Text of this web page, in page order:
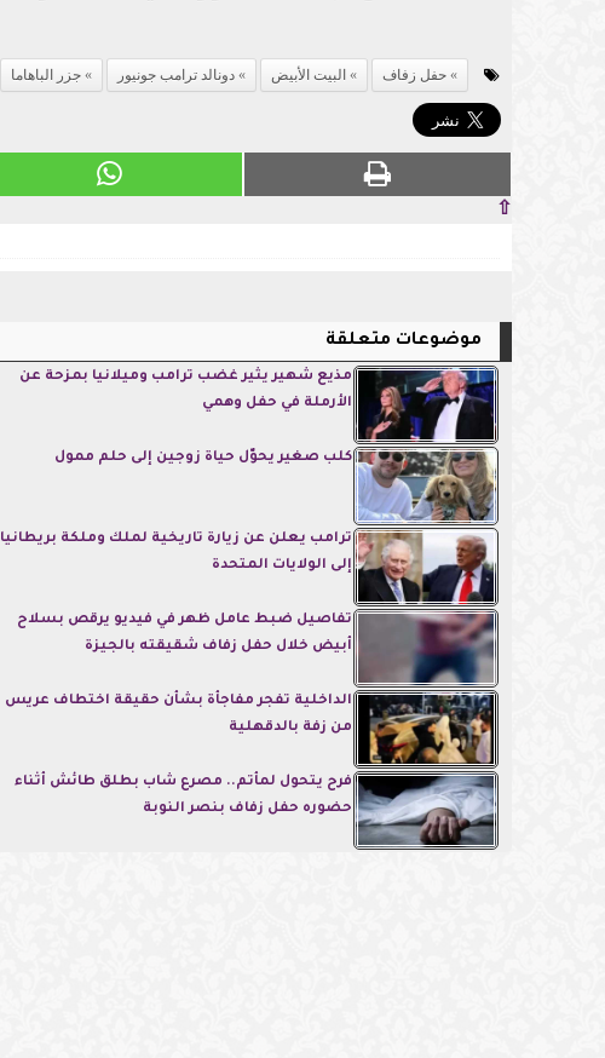
حفل زفاف البيت الأبيض دونالد ترامب جونيور جزر الباهاما
⇧
موضوعات متعلقة
مذيع شهير يثير غضب ترامب وميلانيا بمزحة عن
الأرملة في حفل وهمي
كلب صغير يحوّل حياة زوجين إلى حلم ممول
ترامب يعلن عن زيارة تاريخية لملك وملكة بريطانيا
إلى الولايات المتحدة
تفاصيل ضبط عامل ظهر في فيديو يرقص بسلاح
أبيض خلال حفل زفاف شقيقته بالجيزة
الداخلية تفجر مفاجأة بشأن حقيقة اختطاف عريس
من زفة بالدقهلية
فرح يتحول لمأتم.. مصرع شاب بطلق طائش أثناء
حضوره حفل زفاف بنصر النوبة